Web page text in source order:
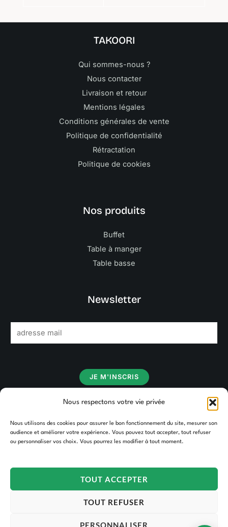
Nous respectons votre vie privée
Nous utilisons des cookies pour assurer le bon fonctionnement du site, mesurer son
audience et améliorer votre expérience. Vous pouvez tout accepter, tout refuser
ou personnaliser vos choix. Vous pourrez les modifier à tout moment.
TOUT ACCEPTER
TOUT REFUSER
PERSONNALISER
TAKOORI
Qui sommes-nous ?
Nous contacter
Livraison et retour
Mentions légales
Conditions générales de vente
Politique de confidentialité
Rétractation
Politique de cookies
Nos produits
Buffet
Table à manger
Table basse
Newsletter
m
JE M'INSCRIS